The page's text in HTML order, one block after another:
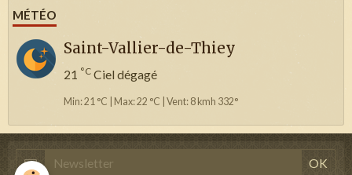
MÉTÉO
Saint-Vallier-de-Thiey
21 °C Ciel dégagé
Min: 21 °C | Max: 22 °C | Vent: 8 kmh 332°